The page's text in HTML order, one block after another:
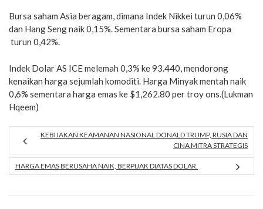
Bursa saham Asia beragam, dimana Indek Nikkei turun 0,06%
dan Hang Seng naik 0,15%. Sementara bursa saham Eropa
turun 0,42%.
Indek Dolar AS ICE melemah 0,3% ke 93.440, mendorong
kenaikan harga sejumlah komoditi. Harga Minyak mentah naik
0,6% sementara harga emas ke $1,262.80 per troy ons.(Lukman
Hqeem)
KEBIJAKAN KEAMANAN NASIONAL DONALD TRUMP, RUSIA DAN
CINA MITRA STRATEGIS
HARGA EMAS BERUSAHA NAIK, BERPIJAK DIATAS DOLAR.